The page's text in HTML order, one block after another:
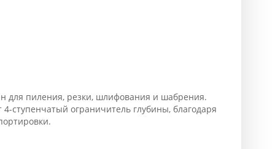
для пиления, резки, шлифования и шабрения.
ступенчатый ограничитель глубины, благодаря